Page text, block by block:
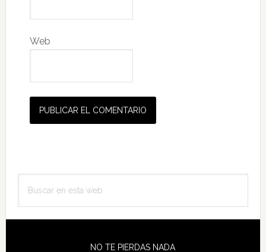
Web
Barra
lateral
principal
NO TE PIERDAS NADA